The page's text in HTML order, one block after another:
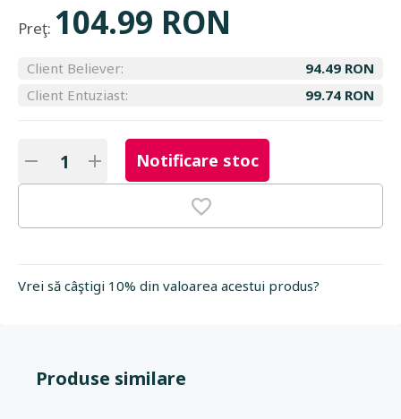
Preţ: 104.99 RON
Client Believer:
94.49 RON
Client Entuziast:
99.74 RON
Notificare stoc
Vrei să câştigi 10% din valoarea acestui produs?
Produse similare